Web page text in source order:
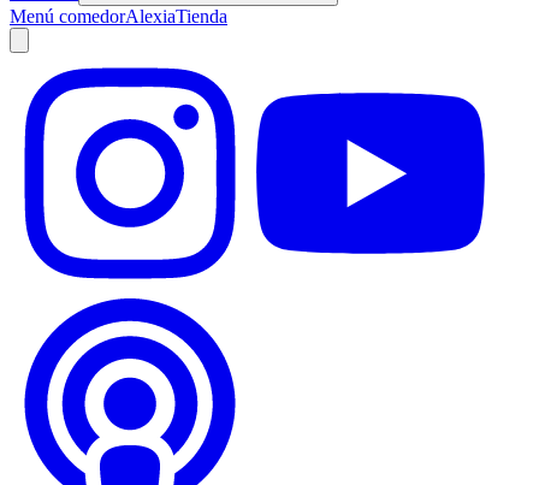
Menú comedorAlexiaTienda